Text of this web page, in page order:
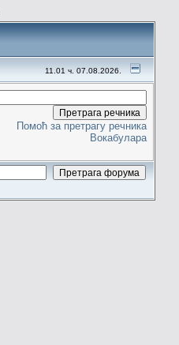
11.01 ч. 07.08.2026.
Помоћ за претрагу речника
Вокабулара